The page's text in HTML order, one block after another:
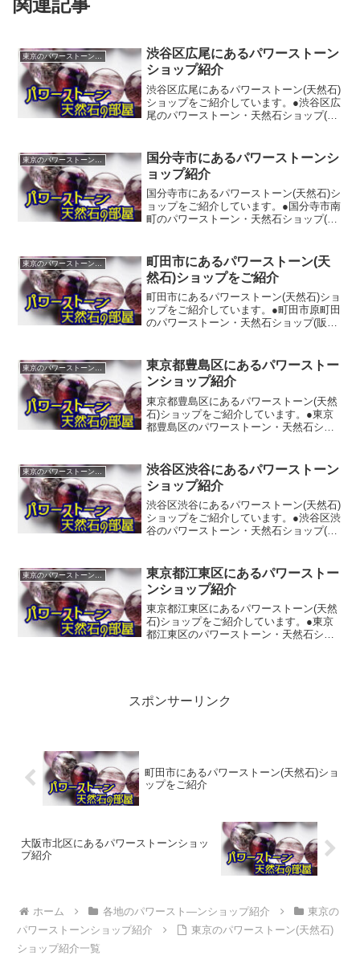
関連記事
渋谷区広尾にあるパワーストーン
ショップ紹介
渋谷区広尾にあるパワーストーン(天然石)
ショップをご紹介しています。●渋谷区広
尾のパワーストーン・天然石ショップ(販
丁目２４－９【ホームページ】https...
国分寺市にあるパワーストーンシ
ョップ紹介
国分寺市にあるパワーストーン(天然石)シ
ョップをご紹介しています。●国分寺市南
町のパワーストーン・天然石ショップ(販
３丁目２０－３【ホームページ】パワー
ス...
東京のパワーストーンショップ紹介
町田市にあるパワーストーン(天
然石)ショップをご紹介
町田市にあるパワーストーン(天然石)ショ
ップをご紹介しています。●町田市原町田
のパワーストーン・天然石ショップ(販売
３丁目９－２０【ホームページ】htt...
東京都豊島区にあるパワーストー
ンショップ紹介
東京都豊島区にあるパワーストーン(天然
石)ショップをご紹介しています。●東京
都豊島区のパワーストーン・天然石ショ
目８－７【ホームページ】◆ＳＴＯＮＥ
Ｍ...
渋谷区渋谷にあるパワーストーン
ショップ紹介
渋谷区渋谷にあるパワーストーン(天然石)
ショップをご紹介しています。●渋谷区渋
谷のパワーストーン・天然石ショップ(販
渋谷区渋谷１丁目１－６【ホームペー
ジ】...
東京のパワーストーンショップ紹介
東京都江東区にあるパワーストー
ンショップ紹介
東京都江東区にあるパワーストーン(天然
石)ショップをご紹介しています。●東京
都江東区のパワーストーン・天然石ショ
スポンサーリンク
町田市にあるパワーストーン(天然石)ショ
ップをご紹介
大阪市北区にあるパワーストーンショッ
プ紹介
ホーム 各地のパワースト―ンショップ紹介
東京の
パワーストーンショップ紹介
東京のパワーストーン(天然石)
ショップ紹介一覧